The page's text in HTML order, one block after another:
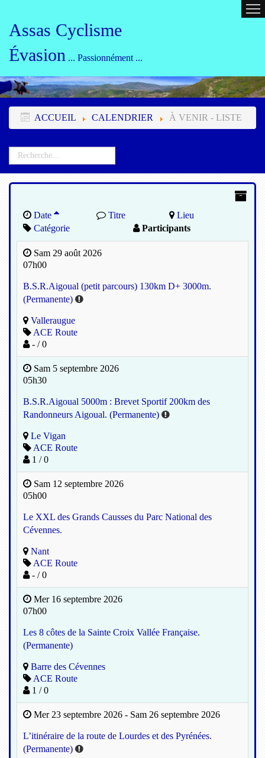
Assas Cyclisme
Évasion ... Passionnément ...
ACCUEIL CALENDRIER À VENIR - LISTE
Date Titre
Lieu
Catégorie
Participants
Sam 29 août 2026
07h00
B.S.R.Aigoual (petit parcours) 130km D+ 3000m.
(Permanente)
Valleraugue
ACE Route
- / 0
Sam 5 septembre 2026
05h30
B.S.R.Aigoual 5000m : Brevet Sportif 200km des
Randonneurs Aigoual. (Permanente)
Le Vigan
ACE Route
1 / 0
Sam 12 septembre 2026
05h00
Le XXL des Grands Causses du Parc National des
Cévennes.
Nant
ACE Route
- / 0
Mer 16 septembre 2026
07h00
Les 8 côtes de la Sainte Croix Vallée Française.
(Permanente)
Barre des Cévennes
ACE Route
1 / 0
Mer 23 septembre 2026 - Sam 26 septembre 2026
L’itinéraire de la route de Lourdes et des Pyrénées.
(Permanente)